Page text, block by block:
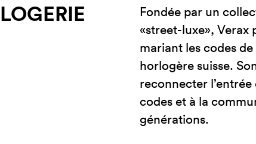
Fondée par un
«street-luxe»,
mariant les codes
horlogère suisse.
reconnecter
codes et à la
générations.